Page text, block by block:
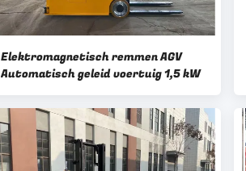
Elektromagnetisch remmen AGV
Automatisch geleid voertuig 1,5 kW